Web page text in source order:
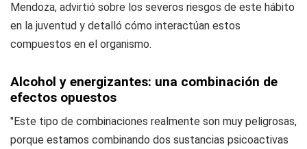
Mendoza, advirtió sobre los severos riesgos de este hábito
en la juventud y detalló cómo interactúan estos
compuestos en el organismo.
Alcohol y energizantes: una combinación de
efectos opuestos
"Este tipo de combinaciones realmente son muy peligrosas,
porque estamos combinando dos sustancias psicoactivas